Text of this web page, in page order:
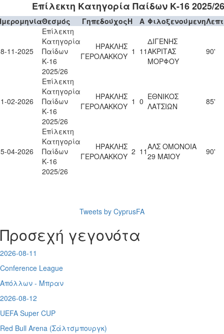
Επίλεκτη Κατηγορία Παίδων Κ-16 2025/26
Θεσμός ΓηπεδούχοςH A Φιλοξενούμενη
11-2025
Επίλεκτη
Κατηγορία
Παίδων
Κ-16
2025/26
ΗΡΑΚΛΗΣ
ΓΕΡΟΛΑΚΚΟΥ 1 11
ΔΙΓΕΝΗΣ
ΑΚΡΙΤΑΣ
ΜΟΡΦΟΥ
90'
02-2026
Επίλεκτη
Κατηγορία
Παίδων
Κ-16
2025/26
ΗΡΑΚΛΗΣ
ΓΕΡΟΛΑΚΚΟΥ 1 0 ΕΘΝΙΚΟΣ
ΛΑΤΣΙΩΝ
85'
04-2026
Επίλεκτη
Κατηγορία
Παίδων
Κ-16
2025/26
ΗΡΑΚΛΗΣ
ΓΕΡΟΛΑΚΚΟΥ 2 11ΑΛΣ ΟΜΟΝΟΙΑ
29 ΜΑΪΟΥ
90'
Tweets by CyprusFA
Προσεχή γεγονότα
2026-08-11
Conference League
Απόλλων - Μπραν
2026-08-12
UEFA Super CUP
Red Bull Arena (Σάλτσμπουργκ)